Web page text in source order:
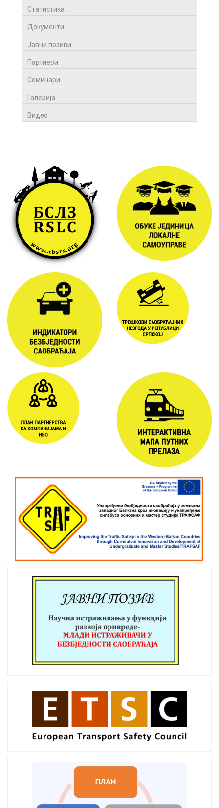
Статистика
Документи
Јавни позиви
Партнери
Семинари
Галерија
Видео